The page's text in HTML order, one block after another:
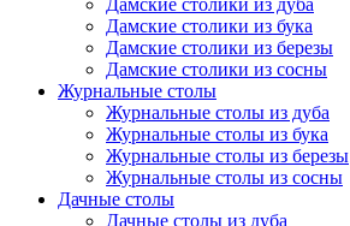
Дамские столики из дуба
Дамские столики из бука
Дамские столики из березы
Дамские столики из сосны
Журнальные столы
Журнальные столы из дуба
Журнальные столы из бука
Журнальные столы из березы
Журнальные столы из сосны
Дачные столы
Дачные столы из дуба